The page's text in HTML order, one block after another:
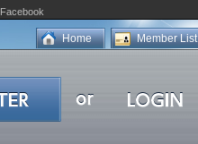
Facebook
Member List
Home